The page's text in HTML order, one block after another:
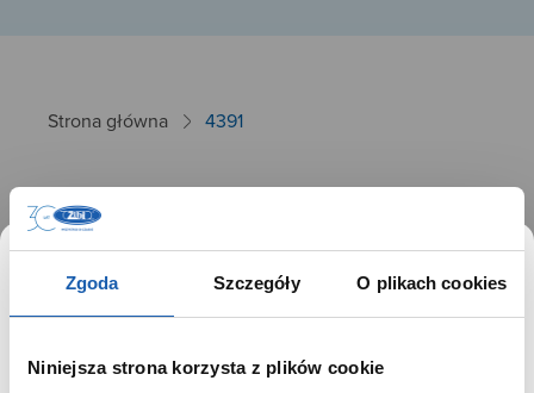
Zgoda Szczegóły O plikach cookies
Niniejsza strona korzysta z plików cookie
Strona główna 4391
4391
26.09.2024